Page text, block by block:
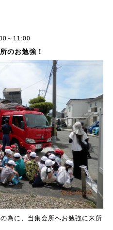
～11:00
のお勉強！
為に、当集会所へお勉強に来所